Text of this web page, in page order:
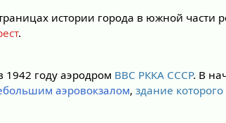
истории города в южной части
.
1942 году аэродром ВВС РККА СССР. В
аэровокзалом,здание